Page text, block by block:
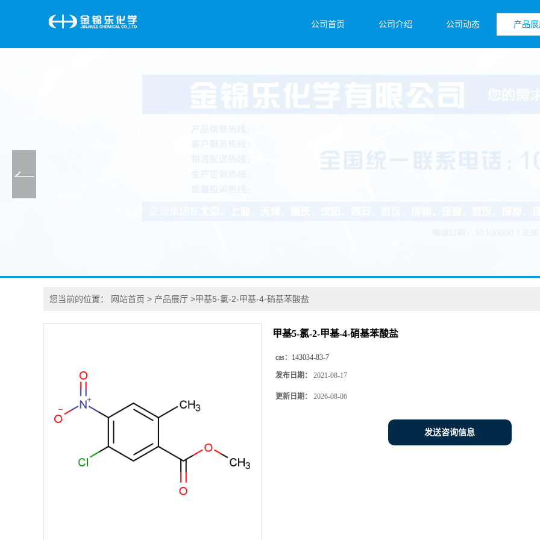
公司首页 公司介绍 公司动态 产品
您当前的位置： 网站首页 > 产品展厅 >甲基5-氯-2-甲基-4-硝基苯酸盐
甲基5-氯-2-甲基-4-硝基苯酸盐
cas： 143034-83-7
发布日期： 2021-08-17
更新日期： 2026-08-06
发送咨询信息